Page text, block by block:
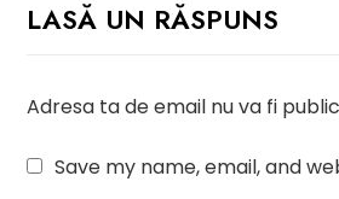
LASĂ UN RĂSPUNS
Adresa ta de email nu va fi
Save my name, email, and